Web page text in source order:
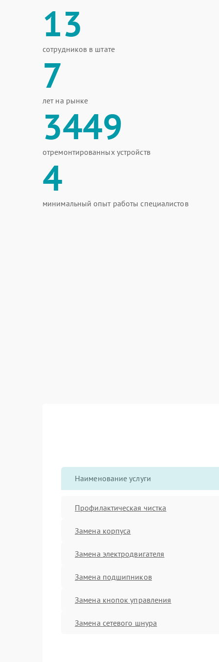
13
сотрудников в штате
7
лет на рынке
3449
отремонтированных устройств
4
минимальный опыт работы специалистов
Наименование услуги
Профилактическая чистка
Замена корпуса
Замена электродвигателя
Замена подшипников
Замена кнопок управления
Замена сетевого шнура